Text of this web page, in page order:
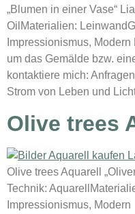
„Blumen in einer Vase“
OilMaterialien:
Impressionismus,
um das Gemälde bzw.
kontaktiere mich:
Strom von Leben und
Olive trees
Olive trees Aquarell
Technik:
Impressionismus,